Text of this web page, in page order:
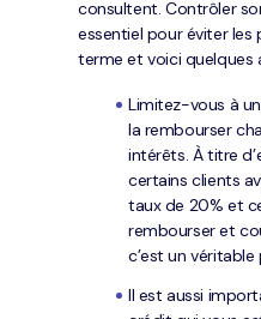
consultent. Contrôler
essentiel pour éviter les
terme et voici quelques
Limitez-vous à
la rembourser
intérêts. À titre
certains clients
taux de 20% et
rembourser et
c’est un véritable
Il est aussi